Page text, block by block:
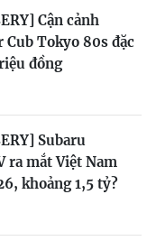
Cận cảnh
Cub Tokyo 80s đặc
đồng
Subaru
ra mắt Việt Nam
khoảng 1,5 tỷ?